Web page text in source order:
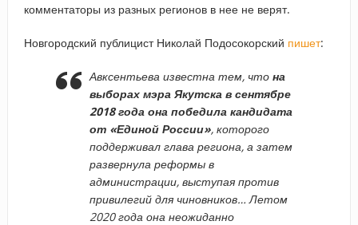
комментаторы из разных регионов в нее не верят.
Новгородский публицист Николай Подосокорский пишет:
Авксентьева известна тем, что на
выборах мэра Якутска в сентябре
2018 года она победила кандидата
от «Единой России», которого
поддерживал глава региона, а затем
развернула реформы в
администрации, выступая против
привилегий для чиновников… Летом
2020 года она неожиданно